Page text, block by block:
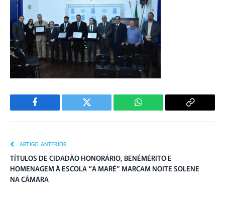
Facebook Twitter WhatsApp
Copiar
ARTIGO ANTERIOR
TÍTULOS DE CIDADÃO HONORÁRIO, BENÉMÉRITO E
HOMENAGEM À ESCOLA “A MARÉ” MARCAM NOITE SOLENE
NA CÂMARA